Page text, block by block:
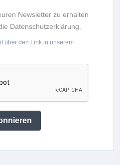
Newsletter zu erhalten
Datenschutzerklärung.
über den Link in unserem